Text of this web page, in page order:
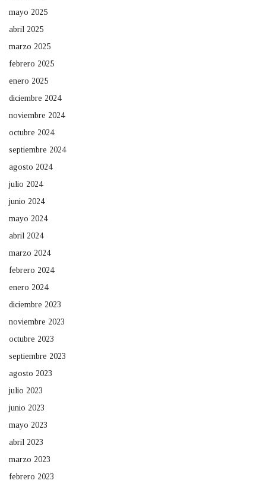
mayo 2025
abril 2025
marzo 2025
febrero 2025
enero 2025
diciembre 2024
noviembre 2024
octubre 2024
septiembre 2024
agosto 2024
julio 2024
junio 2024
mayo 2024
abril 2024
marzo 2024
febrero 2024
enero 2024
diciembre 2023
noviembre 2023
octubre 2023
septiembre 2023
agosto 2023
julio 2023
junio 2023
mayo 2023
abril 2023
marzo 2023
febrero 2023